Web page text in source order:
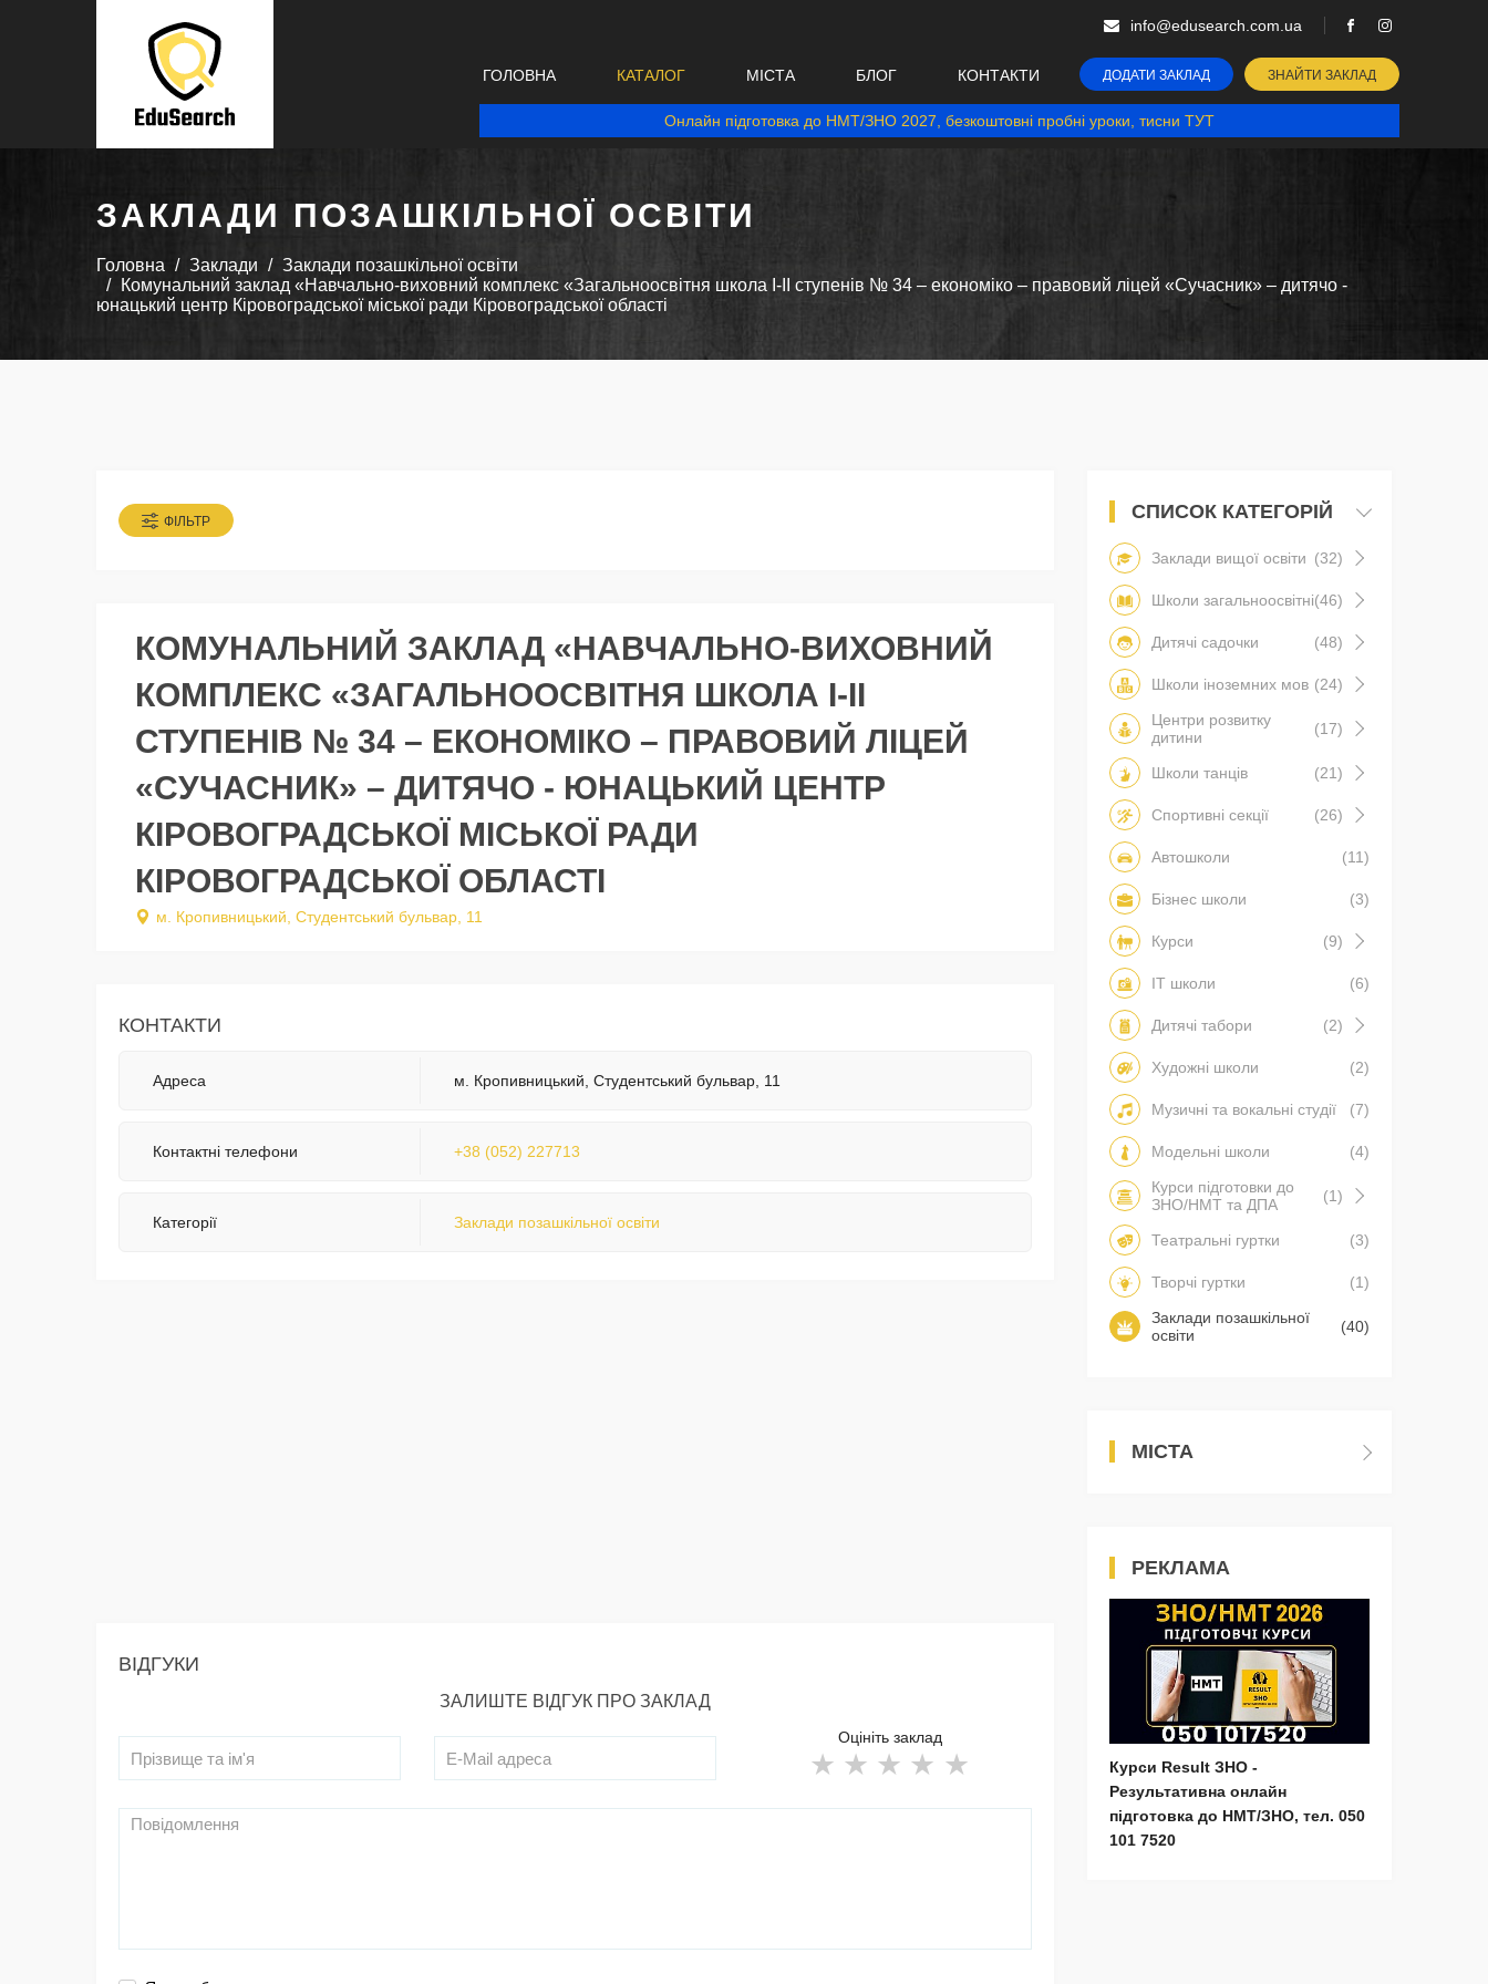
info@edusearch.com.ua
ГОЛОВНА КАТАЛОГ МІСТА БЛОГ КОНТАКТИ ДОДАТИ ЗАКЛАД ЗНАЙТИ ЗАКЛАД
Онлайн підготовка до НМТ/ЗНО 2027, безкоштовні пробні уроки, тисни ТУТ
ЗАКЛАДИ ПОЗАШКІЛЬНОЇ ОСВІТИ
Головна Заклади
Заклади позашкільної освіти
Комунальний заклад «Навчально-виховний комплекс «Загальноосвітня школа І-ІІ ступенів № 34 – економіко – правовий ліцей «Сучасник» – дитячо -
юнацький центр Кіровоградської міської ради Кіровоградської області
ФІЛЬТР
КОМУНАЛЬНИЙ ЗАКЛАД «НАВЧАЛЬНО-ВИХОВНИЙ
КОМПЛЕКС «ЗАГАЛЬНООСВІТНЯ ШКОЛА І-ІІ
СТУПЕНІВ № 34 – ЕКОНОМІКО – ПРАВОВИЙ ЛІЦЕЙ
«СУЧАСНИК» – ДИТЯЧО - ЮНАЦЬКИЙ ЦЕНТР
КІРОВОГРАДСЬКОЇ МІСЬКОЇ РАДИ
КІРОВОГРАДСЬКОЇ ОБЛАСТІ
м. Кропивницький, Студентський бульвар, 11
КОНТАКТИ
Адреса м. Кропивницький, Студентський бульвар, 11
Контактні телефони +38 (052) 227713
Категорії Заклади позашкільної освіти
ВІДГУКИ
ЗАЛИШТЕ ВІДГУК ПРО ЗАКЛАД
Оцініть заклад
СПИСОК КАТЕГОРІЙ
Заклади вищої освіти (32)
Школи загальноосвітні(46)
Дитячі садочки (48)
Школи іноземних мов (24)
Центри розвитку
дитини
(17)
Школи танців (21)
Спортивні секції (26)
Автошколи (11)
Бізнес школи (3)
Курси (9)
IT школи (6)
Дитячі табори (2)
Художні школи (2)
Музичні та вокальні студії (7)
Модельні школи
(4)
Курси підготовки до
ЗНО/НМТ та ДПА
(1)
Театральні гуртки (3)
Творчі гуртки
(1)
Заклади позашкільної
освіти
(40)
МІСТА
РЕКЛАМА
Курси Result ЗНО -
Результативна онлайн
підготовка до НМТ/ЗНО, тел. 050
101 7520